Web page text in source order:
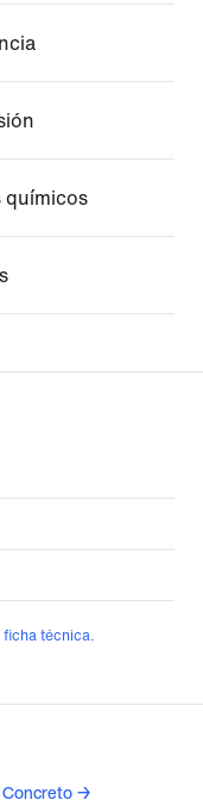
químicos
ficha técnica.
Concreto →